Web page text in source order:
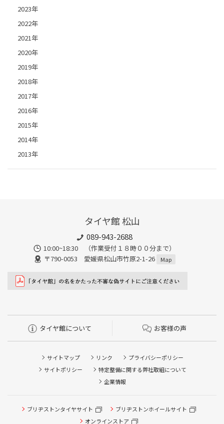
2023年
2022年
2021年
2020年
2019年
2018年
2017年
2016年
2015年
2014年
2013年
タイヤ館 松山
089-943-2688
10:00~18:30 （作業受付１８時００分まで）
〒790-0053 愛媛県松山市竹原2-1-26
Map
タイヤ館について お客様の声
サイトマップ リンク
プライバシーポリシー
サイトポリシー
特定整備に関する弊社取組について
企業情報
ブリヂストンタイヤサイト
ブリヂストンホイールサイト
オンラインストア
タイヤ点検・安全点検/タイヤ履き替え/オイル交換/その他
ピット作業の予約